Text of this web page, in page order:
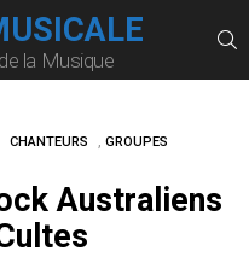
la Musique
CHANTEURS , GROUPES
Australiens